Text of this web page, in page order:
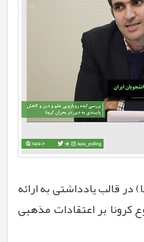
در قالب یادداشتی به ارائه
کرونا بر اعتقادات مذهبی